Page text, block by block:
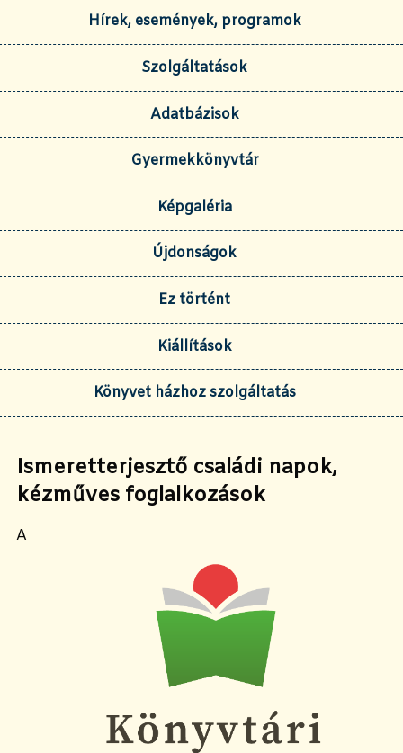
Hírek, események, programok
Szolgáltatások
Adatbázisok
Gyermekkönyvtár
Képgaléria
Újdonságok
Ez történt
Kiállítások
Könyvet házhoz szolgáltatás
Ismeretterjesztő családi napok,
kézműves foglalkozások
A